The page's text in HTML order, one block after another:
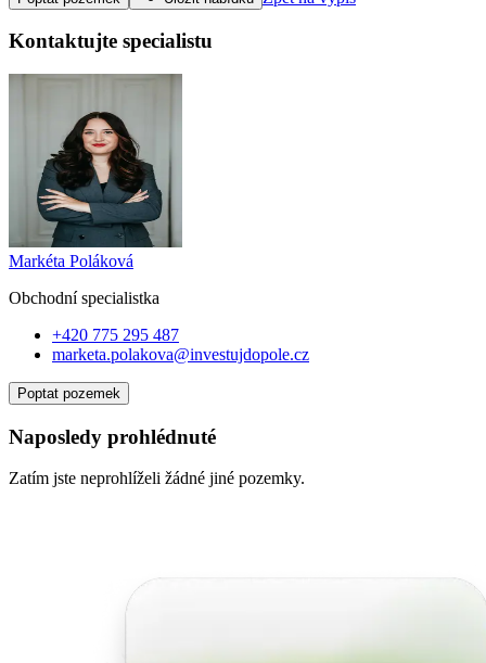
Kontaktujte specialistu
Markéta Poláková
Obchodní specialistka
+420 775 295 487
marketa.polakova@investujdopole.cz
Poptat pozemek
Naposledy prohlédnuté
Zatím jste neprohlíželi žádné jiné pozemky.